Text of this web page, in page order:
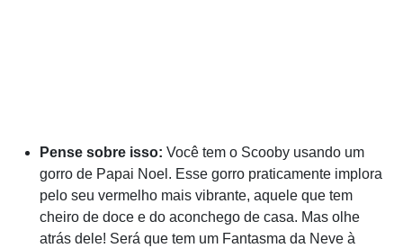
Pense sobre isso: Você tem o Scooby usando um
gorro de Papai Noel. Esse gorro praticamente implora
pelo seu vermelho mais vibrante, aquele que tem
cheiro de doce e do aconchego de casa. Mas olhe
atrás dele! Será que tem um Fantasma da Neve à